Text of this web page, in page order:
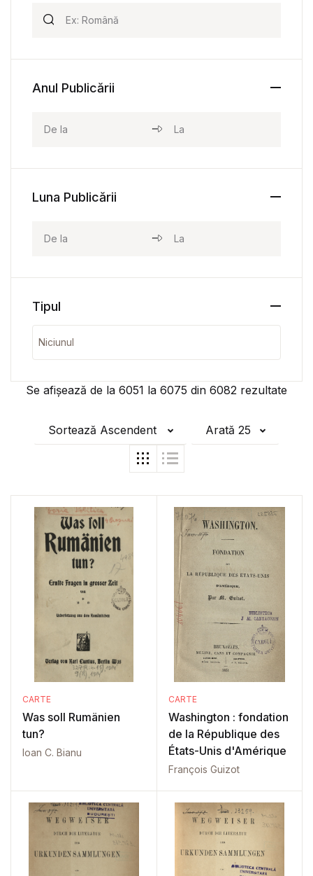
Se afișează de la 6051 la 6075 din 6082 rezultate
Sortează Ascendent Arată 25
CARTE
Was soll Rumänien
tun?
Ioan C. Bianu
CARTE
Washington : fondation
de la République des
États-Unis d'Amérique
François Guizot
Anul Publicării
Luna Publicării
Tipul